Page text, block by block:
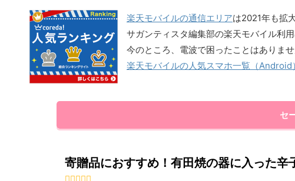
楽天モバイルの通信エリアは2021年も拡大
サガンティスタ編集部の楽天モバイル利
今のところ、電波で困ったことはありませ
楽天モバイルの人気スマホ一覧（Android）
セ
寄贈品におすすめ！有田焼の器に入った辛